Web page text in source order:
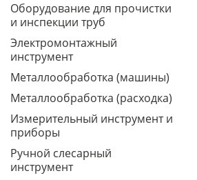
Оборудование для прочистки
и инспекции труб
Электромонтажный
инструмент
Металлообработка (машины)
Металлообработка (расходка)
Измерительный инструмент и
приборы
Ручной слесарный
инструмент